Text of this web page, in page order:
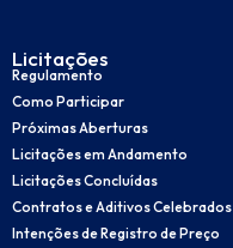
Licitações
Regulamento
Como Participar
Próximas Aberturas
Licitações em Andamento
Licitações Concluídas
Contratos e Aditivos Celebrados
Intenções de Registro de Preço